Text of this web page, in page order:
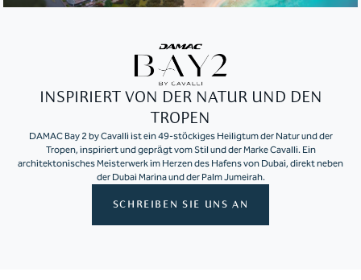
INSPIRIERT VON DER NATUR UND DEN
TROPEN
DAMAC Bay 2 by Cavalli ist ein 49-stöckiges Heiligtum der Natur und der
Tropen, inspiriert und geprägt vom Stil und der Marke Cavalli. Ein
architektonisches Meisterwerk im Herzen des Hafens von Dubai, direkt neben
der Dubai Marina und der Palm Jumeirah.
SCHREIBEN SIE UNS AN